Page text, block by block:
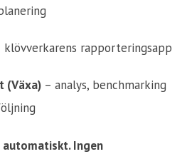
klövverkarens rapporteringsapp
(Växa) – analys, benchmarking
Ingen